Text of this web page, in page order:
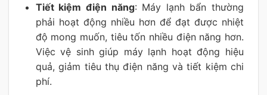
Tiết kiệm điện năng: Máy lạnh bẩn thường
phải hoạt động nhiều hơn để đạt được nhiệt
độ mong muốn, tiêu tốn nhiều điện năng hơn.
Việc vệ sinh giúp máy lạnh hoạt động hiệu
quả, giảm tiêu thụ điện năng và tiết kiệm chi
phí.